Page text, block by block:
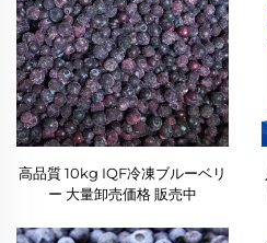
高品質 10kg IQF冷凍ブルーベリ
ー 大量卸売価格 販売中